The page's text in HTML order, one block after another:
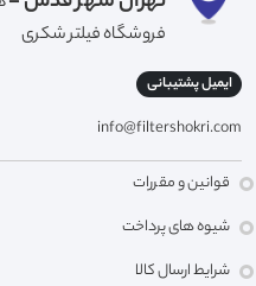
فروشگاه فیلتر شکری
ایمیل پشتیبانی
info@filtershokri.com
قوانین و مقررات
شیوه های پرداخت
شرایط ارسال کالا